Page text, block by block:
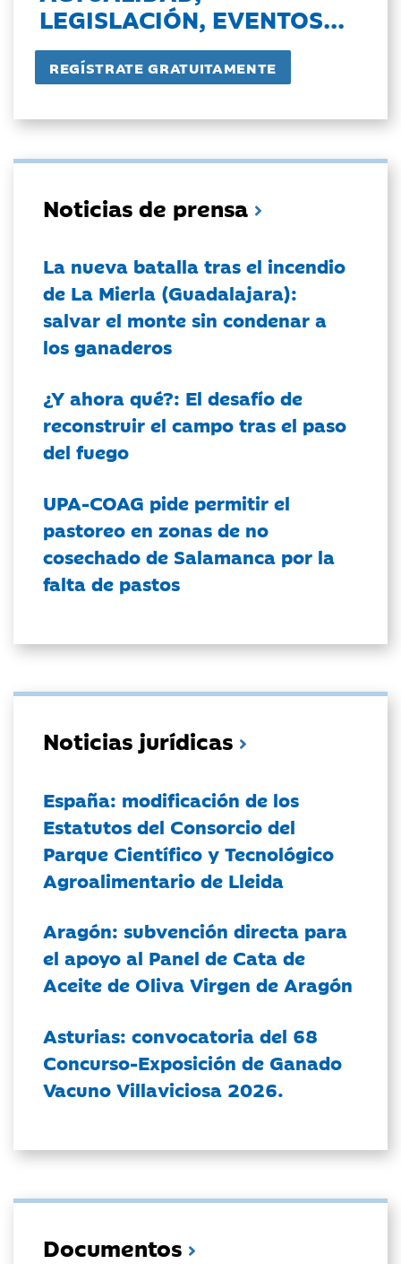
LEGISLACIÓN, EVENTOS...
Noticias de prensa
La nueva batalla tras el incendio
de La Mierla (Guadalajara):
salvar el monte sin condenar a
los ganaderos
¿Y ahora qué?: El desafío de
reconstruir el campo tras el paso
del fuego
UPA-COAG pide permitir el
pastoreo en zonas de no
cosechado de Salamanca por la
falta de pastos
Noticias jurídicas
España: modificación de los
Estatutos del Consorcio del
Parque Científico y Tecnológico
Agroalimentario de Lleida
Aragón: subvención directa para
el apoyo al Panel de Cata de
Aceite de Oliva Virgen de Aragón
Asturias: convocatoria del 68
Concurso-Exposición de Ganado
Vacuno Villaviciosa 2026.
Documentos